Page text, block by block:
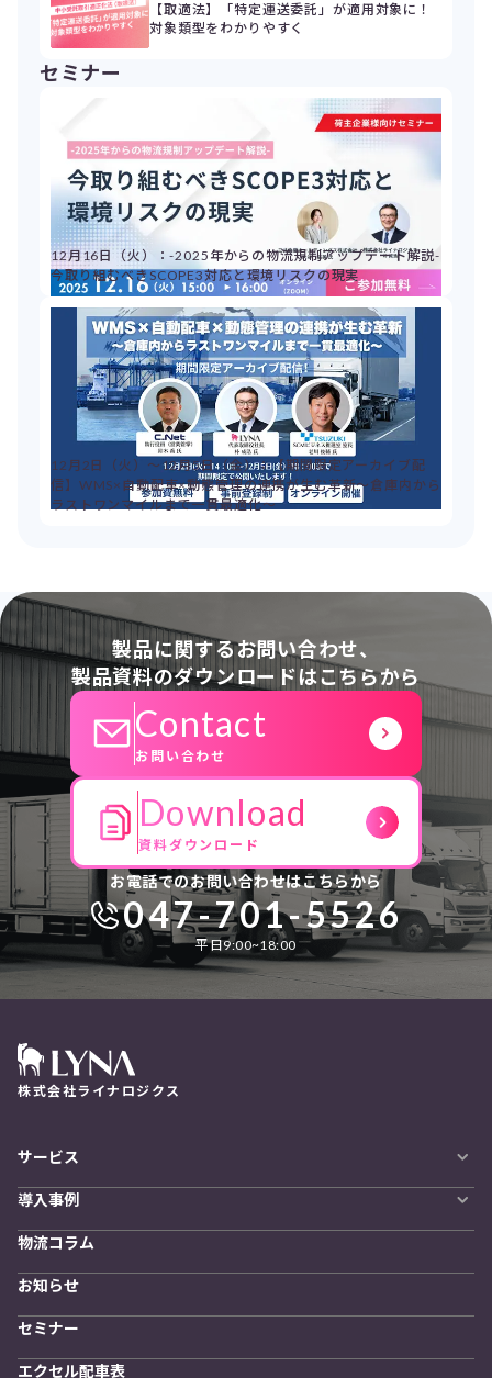
【取適法】「特定運送委託」が適用対象に！
対象類型をわかりやすく
セミナー
12月16日（火）：-2025年からの物流規制アップデート解説-
今取り組むべきSCOPE3対応と環境リスクの現実
12月2日（火）～12月5日（金）：【期間限定アーカイブ配
信】WMS×自動配車×動態管理の連携が生む革新～倉庫内から
ラストワンマイルまで一貫最適化～
製品に関するお問い合わせ、
製品資料のダウンロードはこちらから
Contact
お問い合わせ
Download
資料ダウンロード
お電話でのお問い合わせはこちらから
047-701-5526
平日9:00~18:00
株式会社ライナロジクス
サービス
LYNA DXプラットフォーム
発着管理オプション
訪問計画
物流拠点最適化
開発者向けサービス
導入事例
導入をご検討の方へ
物流コラム
お知らせ
セミナー
エクセル配車表